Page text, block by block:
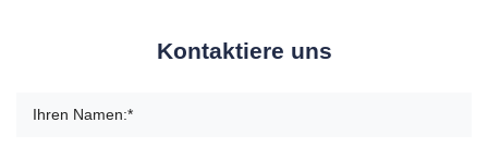
Kontaktiere uns